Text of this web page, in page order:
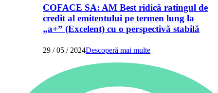
COFACE SA: AM Best ridică ratingul de
credit al emitentului pe termen lung la
„a+” (Excelent) cu o perspectivă stabilă
29 / 05 / 2024Descoperă mai multe